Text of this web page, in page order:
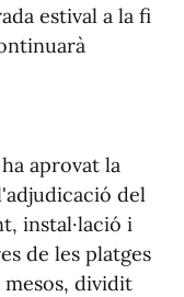
estival a la fi
aprovat la
del
instal·lació i
de les platges
dividit